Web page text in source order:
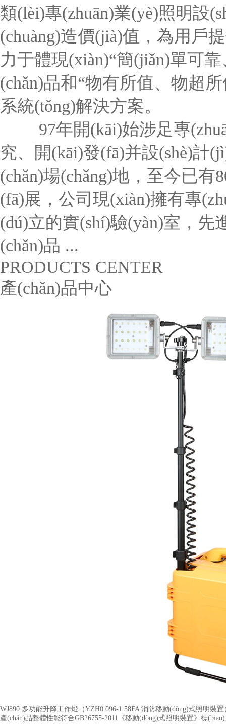
類(lèi)專(zhuān)業(yè)照明設
(chuàng)造價(jià)值，為用戶
力于體現(xiàn)“簡(jiǎn)單可
(chǎn)品和“物有所值、物超
系統(tǒng)解決方案。
97年開(kāi)始涉足專
究、開(kāi)發(fā)并設(shè)計
(chǎn)場(chǎng)地，至今已
(fā)展，公司現(xiàn)擁有專
(dú)立的實(shí)驗(yàn)室，先
(chǎn)品 ...
PRODUCTS CENTER
產(chǎn)品中心
WJ890 多功能升降工作燈（YZH0.096-1.58FA 消防移動(dòng)式照明裝置​
產(chǎn)品整體性能符合GB26755-2011《移動(dòng)式照明裝置》標